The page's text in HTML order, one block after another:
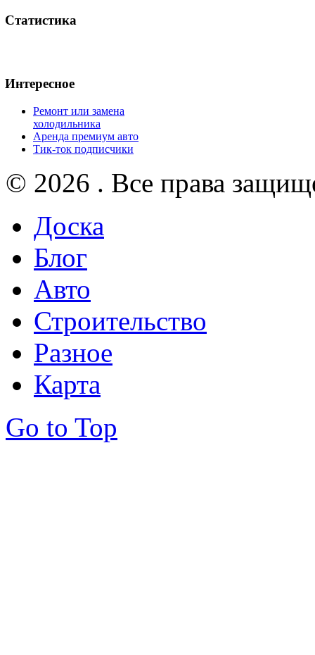
Статистика
Интересное
Ремонт или замена
холодильника
Аренда премиум авто
Тик-ток подписчики
© 2026 . Все права
Доска
Блог
Авто
Строительство
Разное
Карта
Go to Top